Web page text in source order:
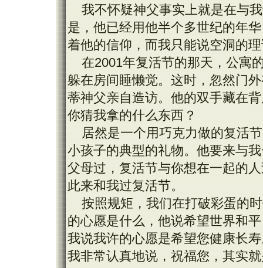
我不怀疑神父事实上就是在与
是，他已经用他半个多世纪的年
着他的信仰，而我只能说空洞的
在2001年复活节的那天，公寓
躲在房间睡懒觉。这时，忽然门
蒂神父亲自造访。他的双手藏在
你猜我拿的什么东西？
居然是一个用巧克力做的复活
小孩子的典型的礼物。他要来与
父母过，复活节与你想在一起的
此来和我过复活节。
按照规矩，我们在打破彩蛋的
的心愿是什么，他说希望世界和
我说我许的心愿是希望您健康长
我非常认真地说，祝福您，其实